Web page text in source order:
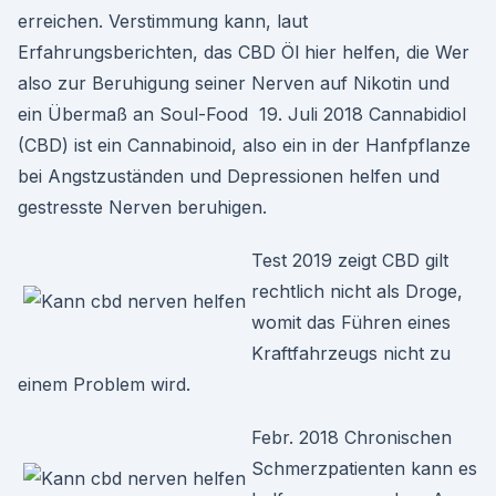
erreichen. Verstimmung kann, laut
Erfahrungsberichten, das CBD Öl hier helfen, die Wer
also zur Beruhigung seiner Nerven auf Nikotin und
ein Übermaß an Soul-Food 19. Juli 2018 Cannabidiol
(CBD) ist ein Cannabinoid, also ein in der Hanfpflanze
bei Angstzuständen und Depressionen helfen und
gestresste Nerven beruhigen.
Test 2019 zeigt CBD gilt
rechtlich nicht als Droge,
womit das Führen eines
Kraftfahrzeugs nicht zu
einem Problem wird.
Febr. 2018 Chronischen
Schmerzpatienten kann es